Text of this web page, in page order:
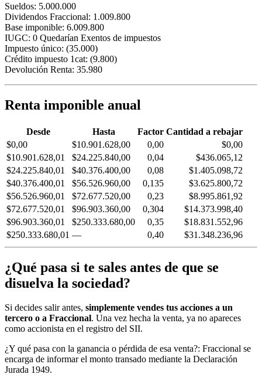
Sueldos: 5.000.000
Dividendos Fraccional: 1.009.800
Base imponible: 6.009.800
IUGC: 0 Quedarían Exentos de impuestos
Impuesto único: (35.000)
Crédito impuesto 1cat: (9.800)
Devolución Renta: 35.980
Renta imponible anual
Desde Hasta Factor Cantidad a rebajar
$0,00
$10.901.628,00 0,00
$0,00
$10.901.628,01
$24.225.840,00 0,04
$436.065,12
$24.225.840,01
$40.376.400,00 0,08
$1.405.098,72
$40.376.400,01
$56.526.960,00 0,135
$3.625.800,72
$56.526.960,01
$72.677.520,00 0,23
$8.995.861,92
$72.677.520,01
$96.903.360,00 0,304
$14.373.998,40
$96.903.360,01
$250.333.680,00 0,35
$18.831.552,96
$250.333.680,01 — 0,40 $31.348.236,96
¿Qué pasa si te sales antes de que se
disuelva la sociedad?
Si decides salir antes, simplemente vendes tus acciones a un
tercero o a Fraccional. Una vez hecha la venta, ya no apareces
como accionista en el registro del SII.
¿Y qué pasa con la ganancia o pérdida de esa venta?: Fraccional se
encarga de informar el monto transado mediante la Declaración
Jurada 1949.